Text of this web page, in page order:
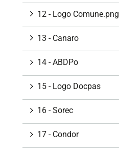
12 - Logo Comune.png
13 - Canaro
14 - ABDPo
15 - Logo Docpas
16 - Sorec
17 - Condor